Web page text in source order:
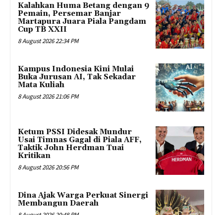
Kalahkan Huma Betang dengan 9
Pemain, Persemar Banjar
Martapura Juara Piala Pangdam
Cup TB XXII
8 August 2026 22:34 PM
Kampus Indonesia Kini Mulai
Buka Jurusan AI, Tak Sekadar
Mata Kuliah
8 August 2026 21:06 PM
Ketum PSSI Didesak Mundur
Usai Timnas Gagal di Piala AFF,
Taktik John Herdman Tuai
Kritikan
8 August 2026 20:56 PM
Dina Ajak Warga Perkuat Sinergi
Membangun Daerah